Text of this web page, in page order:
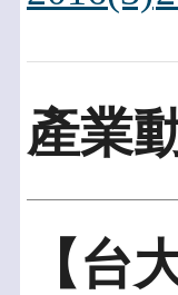
產業
【台